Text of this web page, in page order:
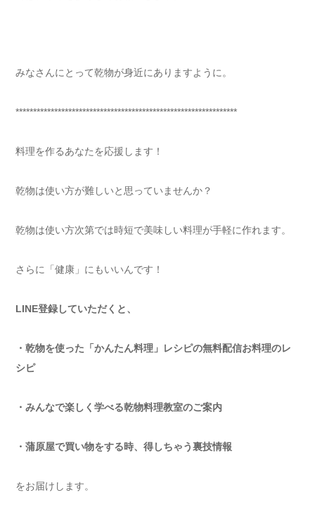
みなさんにとって乾物が身近にありますように。
***************************************************************
料理を作るあなたを応援します！
乾物は使い方が難しいと思っていませんか？
乾物は使い方次第では時短で美味しい料理が手軽に作れます。
さらに「健康」にもいいんです！
LINE登録していただくと、
・乾物を使った「かんたん料理」レシピの無料配信お料理のレ
シピ
・みんなで楽しく学べる乾物料理教室のご案内
・蒲原屋で買い物をする時、得しちゃう裏技情報
をお届けします。